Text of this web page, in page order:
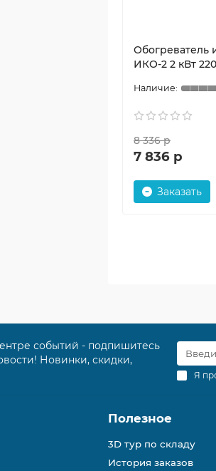
Обогреватель
ИКО-2 2 кВт
8 336 р
7 836 р
Заказать
событий - подпишитесь
Новинки, скидки,
Я
Полезное
3D тур по складу
История заказов